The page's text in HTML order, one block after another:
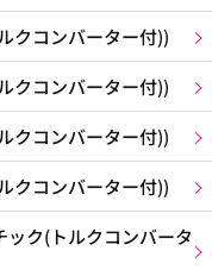
クコンバーター付))
クコンバーター付))
クコンバーター付))
クコンバーター付))
ク(トルクコンバータ